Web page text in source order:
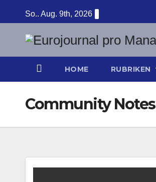
Inhalt
springen
So.. Aug. 9th, 2026
HOME RUBRIKEN
Community Notes